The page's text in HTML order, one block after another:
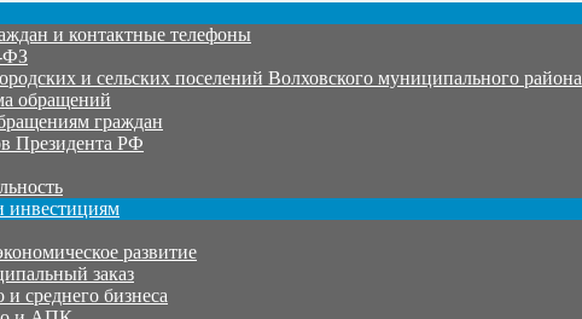
и контактные телефоны
ФЗ
и сельских поселений Волховского муниципального района
обращений
граждан
Президента РФ
инвестициям
развитие
заказ
среднего бизнеса